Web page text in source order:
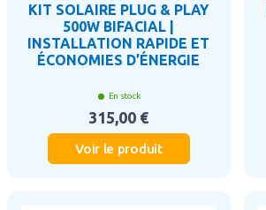
KIT SOLAIRE PLUG & PLAY
500W BIFACIAL |
INSTALLATION RAPIDE ET
ÉCONOMIES D’ÉNERGIE
En stock
315,00 €
Voir le produit